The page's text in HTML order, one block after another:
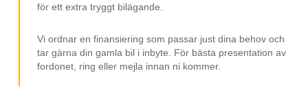
Svensksåld
Leasebar till företag
MOMS/VAT.
för ett extra tryggt bilägande.
Vi ordnar en finansiering som passar just dina behov och
tar gärna din gamla bil i inbyte. För bästa presentation av
fordonet, ring eller mejla innan ni kommer.